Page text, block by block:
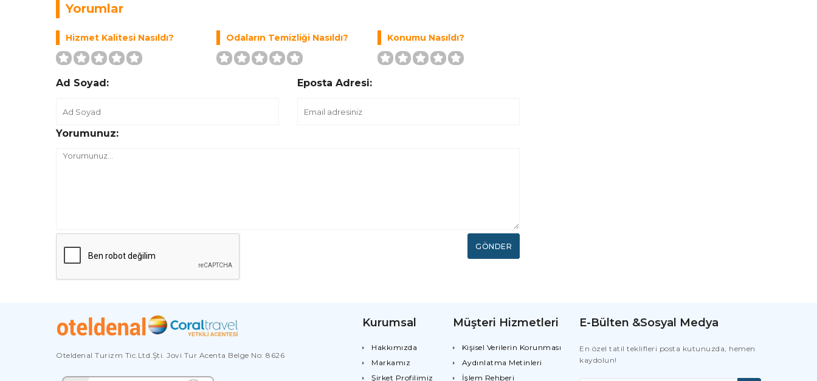
Yorumlar
Hizmet Kalitesi Nasıldı? Odaların Temizliği Nasıldı? Konumu Nasıldı?
Ad Soyad: Eposta Adresi:
Yorumunuz:
GÖNDER
Oteldenal Turizm Tic.Ltd.Şti. Jovi Tur Acenta Belge No: 8626
Kurumsal
Hakkımızda
Markamız
Şirket Profilimiz
Müşteri Hizmetleri
Kişisel Verilerin Korunması
Aydınlatma Metinleri
İşlem Rehberi
E-Bülten &Sosyal Medya
En özel tatil teklifleri posta kutunuzda, hemen
kaydolun!